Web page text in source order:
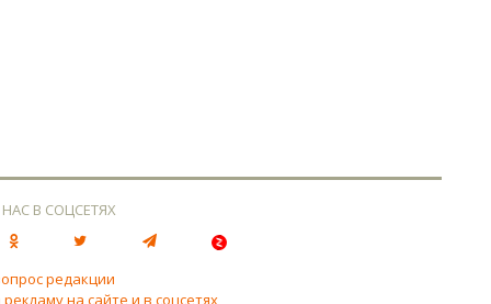
В СОЦСЕТЯХ
редакции
на сайте и в соцсетях